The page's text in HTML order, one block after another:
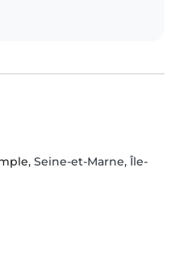
, Seine-et-Marne, Île-